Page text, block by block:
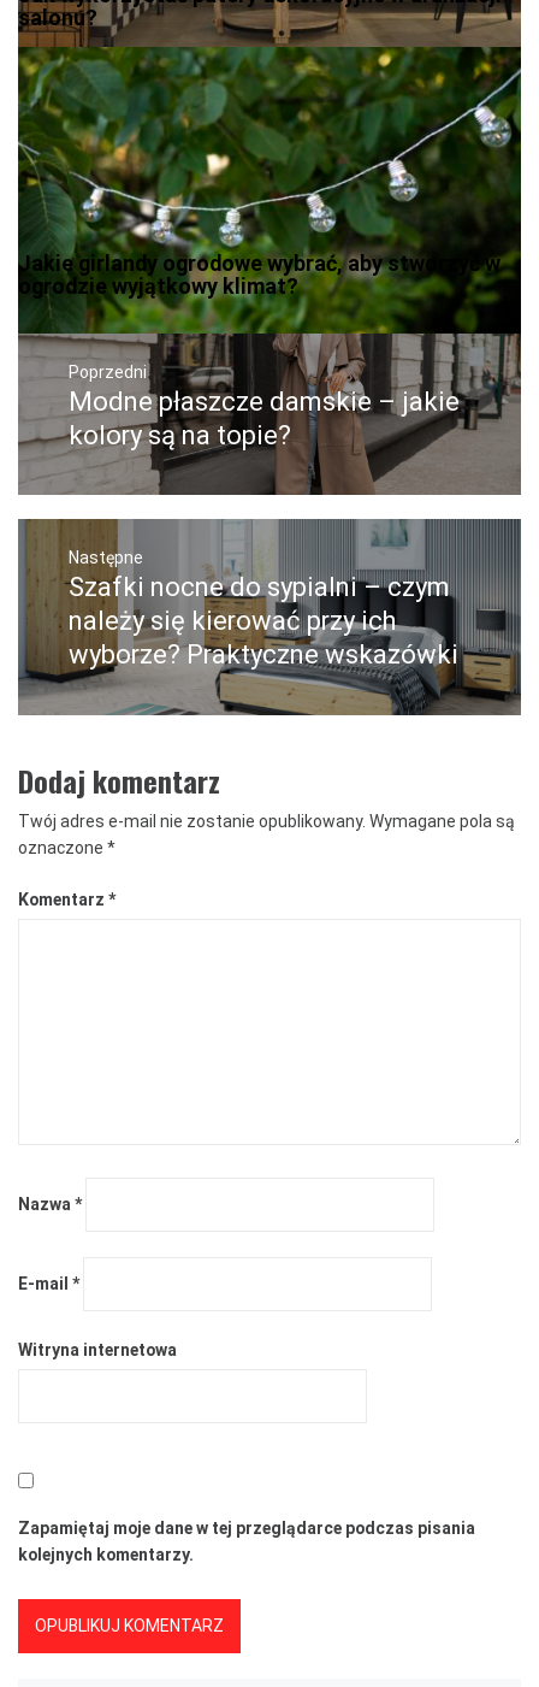
salonu?
Jakie girlandy ogrodowe wybrać, aby stworzyć w
ogrodzie wyjątkowy klimat?
Nawigacja
wpisuPoprzedni
Poprzedni
wpis:
Modne płaszcze damskie – jakie
kolory są na topie?
Następne
Następny
post:
Szafki nocne do sypialni – czym
należy się kierować przy ich
wyborze? Praktyczne wskazówki
Dodaj komentarz
Twój adres e-mail nie zostanie opublikowany. Wymagane pola są
oznaczone *
Komentarz *
Nazwa*
E-mail *
Witryna internetowa
Zapamiętaj moje dane w tej przeglądarce podczas pisania
kolejnych komentarzy.